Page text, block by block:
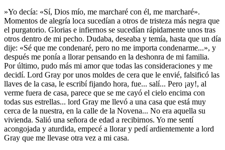
»Yo decía: «Sí, Dios mío, me marcharé con él, me marcharé».
Momentos de alegría loca sucedían a otros de tristeza más negra que
el purgatorio. Glorias e infiernos se sucedían rápidamente unos tras
otros dentro de mi pecho. Dudaba, deseaba y temía, hasta que un día
dije: «Sé que me condenaré, pero no me importa condenarme...», y
después me ponía a llorar pensando en la deshonra de mi familia.
Por último, pudo más mi amor que todas las consideraciones y me
decidí. Lord Gray por unos moldes de cera que le envié, falsificó las
llaves de la casa, le escribí fijando hora, fue... salí... Pero ¡ay!, al
verme fuera de casa, parece que se me cayó el cielo encima con
todas sus estrellas... lord Gray me llevó a una casa que está muy
cerca de la nuestra, en la calle de la Novena... No era aquella su
vivienda. Salió una señora de edad a recibirnos. Yo me sentí
acongojada y aturdida, empecé a llorar y pedí ardientemente a lord
Gray que me llevase otra vez a mi casa.